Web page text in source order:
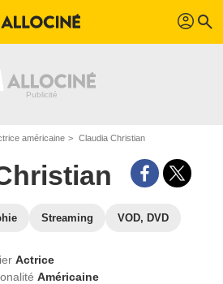
profil search
américaine Claudia Christian
Streaming VOD, DVD
Actrice
Américaine